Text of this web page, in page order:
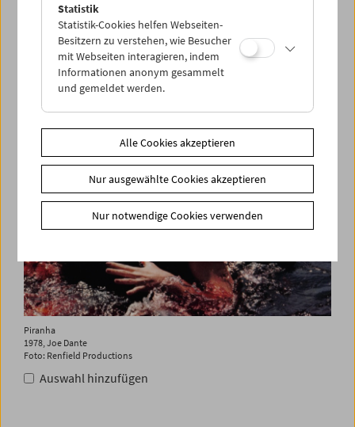
Gremlins 2: The New Batch
1990, Joe Dante
Foto: Renfield Productions
Auswahl hinzufügen
Piranha
1978, Joe Dante
Foto: Renfield Productions
Auswahl hinzufügen
Statistik
Statistik-Cookies helfen Webseiten-
Besitzern zu verstehen, wie Besucher
mit Webseiten interagieren, indem
Informationen anonym gesammelt
und gemeldet werden.
Alle Cookies akzeptieren
Nur ausgewählte Cookies akzeptieren
Nur notwendige Cookies verwenden